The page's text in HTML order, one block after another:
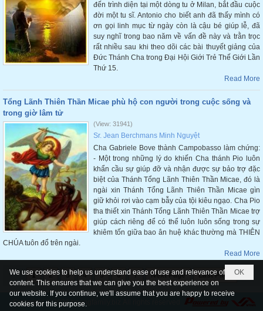
đến trình diện tại một dòng tu ở Milan, bắt đầu cuộc
đời một tu sĩ. Antonio cho biết anh đã thấy mình có
ơn gọi linh mục từ ngày còn là cậu bé giúp lễ, đã
suy nghĩ trong bao năm về vấn đề này và trằn trọc
rất nhiều sau khi theo dõi các bài thuyết giảng của
Đức Thánh Cha trong Đại Hội Giới Trẻ Thế Giới Lần
Thứ 15.
Read More
Tổng Lãnh Thiên Thần Micae phù hộ con người trong cuộc sống và
trong giờ lâm tử
(View: 31941)
Sr. Jean Berchmans Minh Nguyệt
Cha Gabriele Bove thành Campobasso làm chứng:
- Một trong những lý do khiến Cha thánh Pio luôn
khẩn cầu sự giúp đỡ và nhận được sự bảo trợ đặc
biệt của Thánh Tổng Lãnh Thiên Thần Micae, đó là
ngài xin Thánh Tổng Lãnh Thiên Thần Micae gìn
giữ khỏi rơi vào cạm bẫy của tội kiêu ngạo. Cha Pio
tha thiết xin Thánh Tổng Lãnh Thiên Thần Micae trợ
giúp cách riêng để có thể luôn luôn sống trong sự
khiêm tốn giữa bao ân huệ khác thường mà THIÊN
CHÚA tuôn đổ trên ngài.
Read More
1 2 3 4 5 6 7 Next Page Last Page
Copyright © 2026hoangfamily.biz
OK
We use cookies to help us understand ease of use and relevance of
content. This ensures that we can give you the best experience on
our website. If you continue, we'll assume that you are happy to receive
cookies for this purpose.